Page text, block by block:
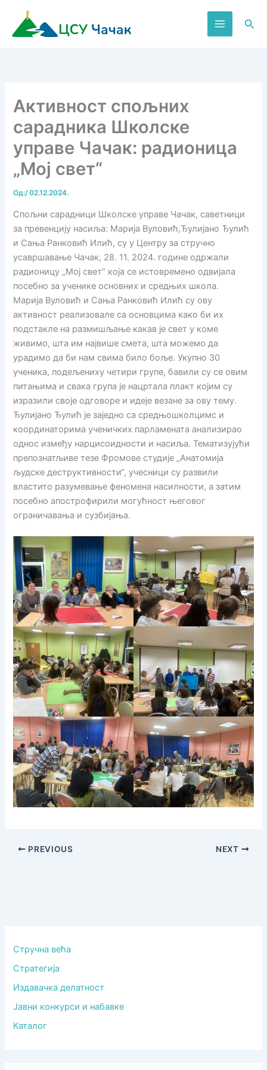
садржај
Aктивност спољних
сарадника Школске
управе Чачак: радионица
„Мој свет“
Од:/02.12.2024.
Спољни сарадници Школске управе Чачак, саветници
за превенцију насиља: Марија Вуловић,Ђулијано Ђулић
и Сања Ранковић Илић, су у Центру за стручно
усавршавање Чачак, 28. 11. 2024. године одржали
радионицу „Мој свет“ која се истовремено одвијала
посебно за ученике основних и средњих школа.
Марија Вуловић и Сања Ранковић Илић су ову
активност реализовале са основцима како би их
подстакле на размишљање какав је свет у коме
живимо, шта им највише смета, шта можемо да
урадимо да би нам свима било боље. Укупно 30
ученика, подељениху четири групе, бавили су се овим
питањима и свака група је нацртала плакт којим су
изразили своје одговоре и идеје везане за ову тему.
Ђулијано Ђулић је заједно са средњошколцимс и
координаторима ученичких парламената анализирао
однос између нарцисоидности и насиља. Тематизујући
препознатљиве тезе Фромове студије „Анатомија
људске деструктивности“, учесници су развили
властито разумевање феномена насилности, а затим
посебно апострофирили могућност његовог
ограничавања и сузбијања.
PREVIOUS NEXT
Стручна већа
Стратегија
Издавачка делатност
Јавни конкурси и набавке
Каталог